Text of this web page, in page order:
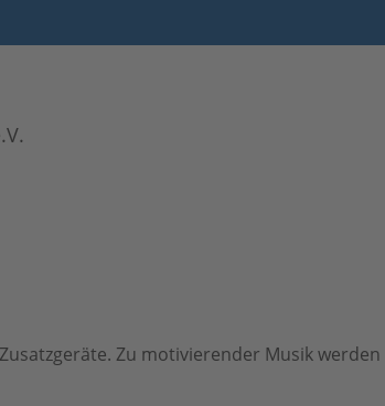
Zu motivierender Musik werden